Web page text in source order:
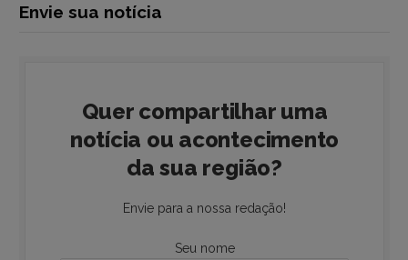
Envie sua notícia
Quer compartilhar uma
notícia ou acontecimento
da sua região?
Envie para a nossa redação!
Seu nome